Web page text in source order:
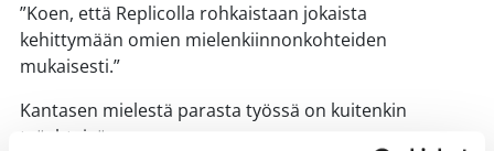
”Koen, että Replicolla rohkaistaan jokaista
kehittymään omien mielenkiinnonkohteiden
mukaisesti.”
Kantasen mielestä parasta työssä on kuitenkin
työyhteisö: